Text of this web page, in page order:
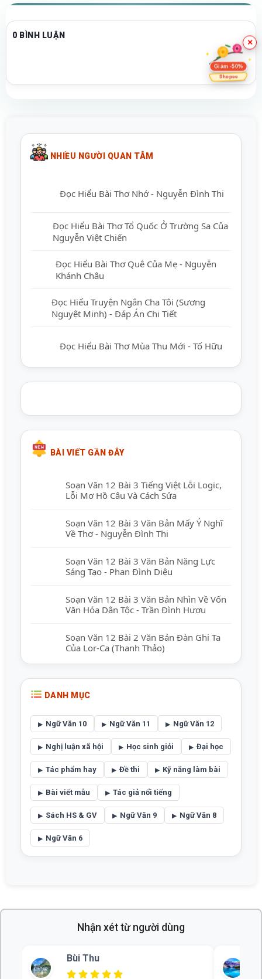
0 BÌNH LUẬN
NHIỀU NGƯỜI QUAN TÂM
Đọc Hiểu Bài Thơ Nhớ - Nguyễn Đình Thi
Đọc Hiểu Bài Thơ Tổ Quốc Ở Trường Sa
Của Nguyễn Việt Chiến
Đọc Hiểu Bài Thơ Quê Của Mẹ - Nguyễn
Khánh Châu
Đọc Hiểu Truyện Ngắn Cha Tôi (Sương
Nguyệt Minh) - Đáp Án Chi Tiết
Đọc Hiểu Bài Thơ Mùa Thu Mới - Tố Hữu
BÀI VIẾT GẦN ĐÂY
Soạn Văn 12 Bài 3 Tiếng Việt Lỗi Logic,
Lỗi Mơ Hồ Câu Và Cách Sửa
Soạn Văn 12 Bài 3 Văn Bản Mấy Ý Nghĩ
Về Thơ - Nguyễn Đình Thi
Soạn Văn 12 Bài 3 Văn Bản Năng Lực
Sáng Tạo - Phan Đình Diệu
Soạn Văn 12 Bài 3 Văn Bản Nhìn Về Vốn
Văn Hóa Dân Tộc - Trần Đình Hượu
Soạn Văn 12 Bài 2 Văn Bản Đàn Ghi Ta
Của Lor-Ca (Thanh Thảo)
DANH MỤC
Ngữ Văn 10 Ngữ Văn 11 Ngữ Văn 12
Nghị luận xã hội Học sinh giỏi Đại học
Tác phẩm hay Đề thi Kỹ năng làm bài
Bài viết mẫu Tác giả nổi tiếng
Sách HS & GV Ngữ Văn 9 Ngữ Văn 8
Ngữ Văn 6
Nhận xét từ người dùng
Bùi Thu
×
Giảm -50%
Shopee